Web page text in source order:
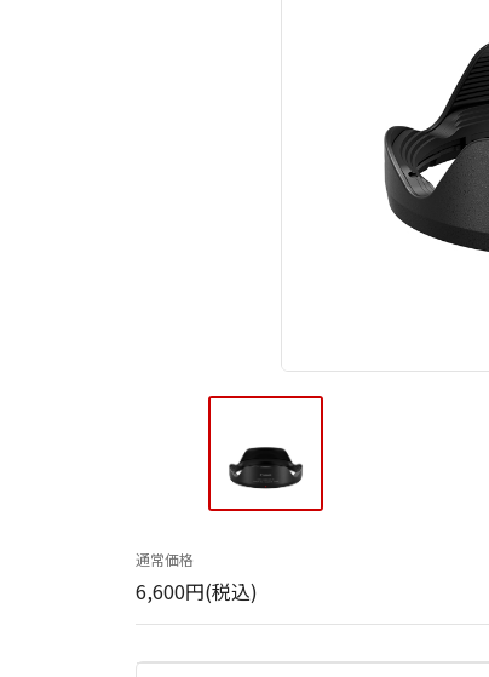
通常価格
6,600円(税込)